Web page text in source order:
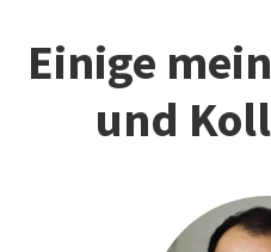
Einige
und